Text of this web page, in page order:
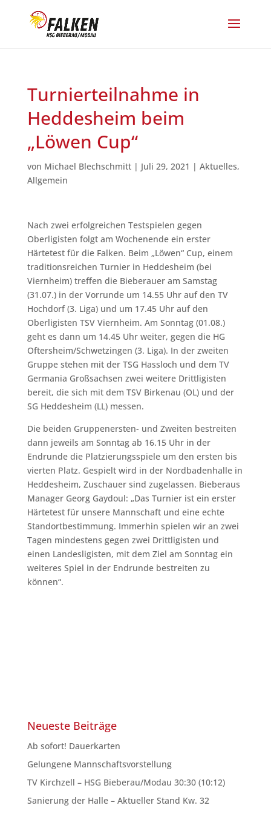
Turnierteilnahme in
Heddesheim beim
„Löwen Cup“
von Michael Blechschmitt| Juli 29, 2021 | Aktuelles,
Allgemein
Nach zwei erfolgreichen Testspielen gegen
Oberligisten folgt am Wochenende ein erster
Härtetest für die Falken. Beim „Löwen“ Cup, einem
traditionsreichen Turnier in Heddesheim (bei
Viernheim) treffen die Bieberauer am Samstag
(31.07.) in der Vorrunde um 14.55 Uhr auf den TV
Hochdorf (3. Liga) und um 17.45 Uhr auf den
Oberligisten TSV Viernheim. Am Sonntag (01.08.)
geht es dann um 14.45 Uhr weiter, gegen die HG
Oftersheim/Schwetzingen (3. Liga). In der zweiten
Gruppe stehen mit der TSG Hassloch und dem TV
Germania Großsachsen zwei weitere Drittligisten
bereit, die sich mit dem TSV Birkenau (OL) und der
SG Heddesheim (LL) messen.
Die beiden Gruppenersten- und Zweiten bestreiten
dann jeweils am Sonntag ab 16.15 Uhr in der
Endrunde die Platzierungsspiele um den ersten bis
vierten Platz. Gespielt wird in der Nordbadenhalle in
Heddesheim, Zuschauer sind zugelassen. Bieberaus
Manager Georg Gaydoul: „Das Turnier ist ein erster
Härtetest für unsere Mannschaft und eine echte
Standortbestimmung. Immerhin spielen wir an zwei
Tagen mindestens gegen zwei Drittligisten und
einen Landesligisten, mit dem Ziel am Sonntag ein
weiteres Spiel in der Endrunde bestreiten zu
können“.
Neueste Beiträge
Ab sofort! Dauerkarten
Gelungene Mannschaftsvorstellung
TV Kirchzell – HSG Bieberau/Modau 30:30 (10:12)
Sanierung der Halle – Aktueller Stand Kw. 32